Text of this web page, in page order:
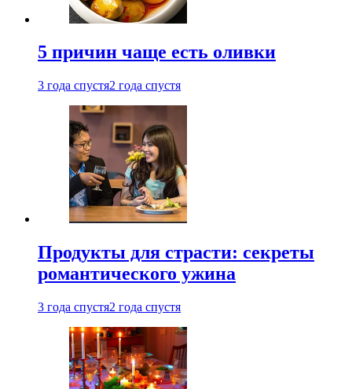
5 причин чаще есть оливки
3 года спустя2 года спустя
Продукты для страсти: секреты
романтического ужина
3 года спустя2 года спустя